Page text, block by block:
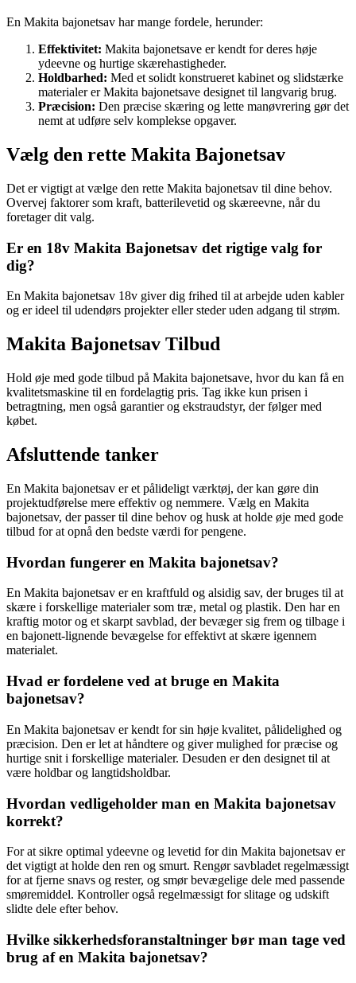
En Makita bajonetsav har mange fordele, herunder:
Effektivitet: Makita bajonetsave er kendt for deres høje
ydeevne og hurtige skærehastigheder.
Holdbarhed: Med et solidt konstrueret kabinet og slidstærke
materialer er Makita bajonetsave designet til langvarig brug.
Præcision: Den præcise skæring og lette manøvrering gør det
nemt at udføre selv komplekse opgaver.
Vælg den rette Makita Bajonetsav
Det er vigtigt at vælge den rette Makita bajonetsav til dine behov.
Overvej faktorer som kraft, batterilevetid og skæreevne, når du
foretager dit valg.
Er en 18v Makita Bajonetsav det rigtige valg for
dig?
En Makita bajonetsav 18v giver dig frihed til at arbejde uden kabler
og er ideel til udendørs projekter eller steder uden adgang til strøm.
Makita Bajonetsav Tilbud
Hold øje med gode tilbud på Makita bajonetsave, hvor du kan få en
kvalitetsmaskine til en fordelagtig pris. Tag ikke kun prisen i
betragtning, men også garantier og ekstraudstyr, der følger med
købet.
Afsluttende tanker
En Makita bajonetsav er et pålideligt værktøj, der kan gøre din
projektudførelse mere effektiv og nemmere. Vælg en Makita
bajonetsav, der passer til dine behov og husk at holde øje med gode
tilbud for at opnå den bedste værdi for pengene.
Hvordan fungerer en Makita bajonetsav?
En Makita bajonetsav er en kraftfuld og alsidig sav, der bruges til at
skære i forskellige materialer som træ, metal og plastik. Den har en
kraftig motor og et skarpt savblad, der bevæger sig frem og tilbage i
en bajonett-lignende bevægelse for effektivt at skære igennem
materialet.
Hvad er fordelene ved at bruge en Makita
bajonetsav?
En Makita bajonetsav er kendt for sin høje kvalitet, pålidelighed og
præcision. Den er let at håndtere og giver mulighed for præcise og
hurtige snit i forskellige materialer. Desuden er den designet til at
være holdbar og langtidsholdbar.
Hvordan vedligeholder man en Makita bajonetsav
korrekt?
For at sikre optimal ydeevne og levetid for din Makita bajonetsav er
det vigtigt at holde den ren og smurt. Rengør savbladet regelmæssigt
for at fjerne snavs og rester, og smør bevægelige dele med passende
smøremiddel. Kontroller også regelmæssigt for slitage og udskift
slidte dele efter behov.
Hvilke sikkerhedsforanstaltninger bør man tage ved
brug af en Makita bajonetsav?